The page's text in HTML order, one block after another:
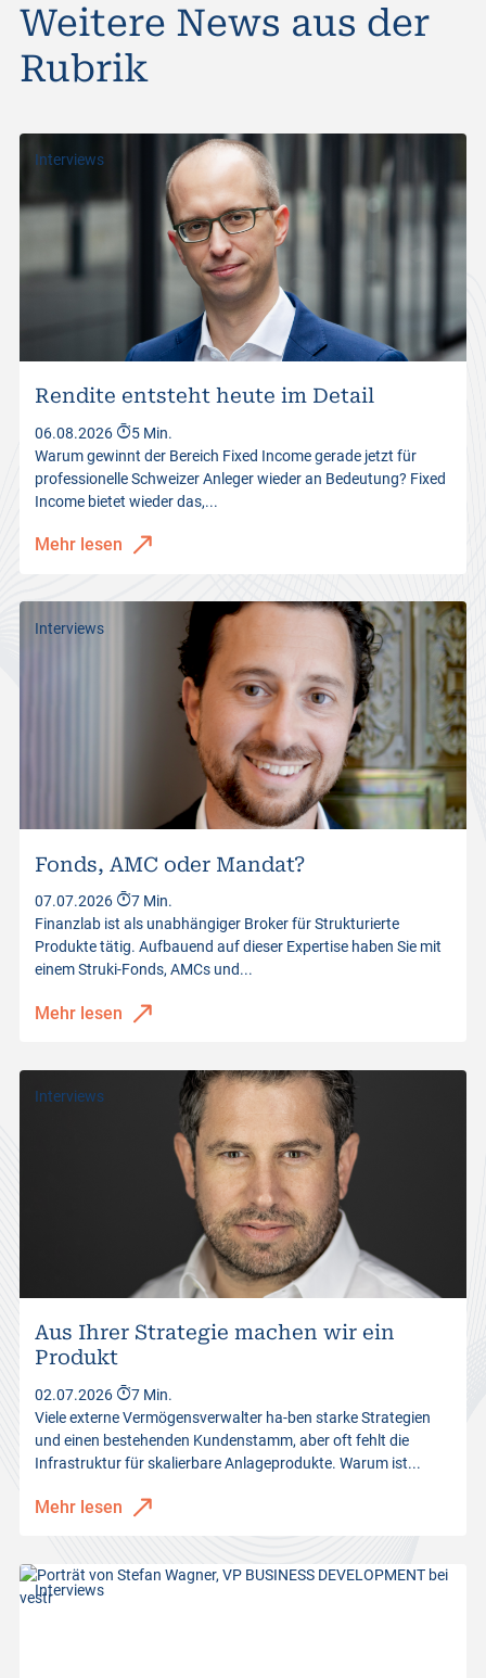
Weitere News aus der
Rubrik
Interviews
Rendite entsteht heute im Detail
06.08.2026
5 Min.
Warum gewinnt der Bereich Fixed Income gerade jetzt für
professionelle Schweizer Anleger wieder an Bedeutung? Fixed
Income bietet wieder das,...
Mehr lesen
Interviews
Fonds, AMC oder Mandat?
07.07.2026
7 Min.
Finanzlab ist als unabhängiger Broker für Strukturierte
Produkte tätig. Aufbauend auf dieser Expertise haben Sie mit
einem Struki-Fonds, AMCs und...
Mehr lesen
Interviews
Aus Ihrer Strategie machen wir ein
Produkt
02.07.2026
7 Min.
Viele externe Vermögensverwalter ha-ben starke Strategien
und einen bestehenden Kundenstamm, aber oft fehlt die
Infrastruktur für skalierbare Anlageprodukte. Warum ist...
Mehr lesen
Interviews